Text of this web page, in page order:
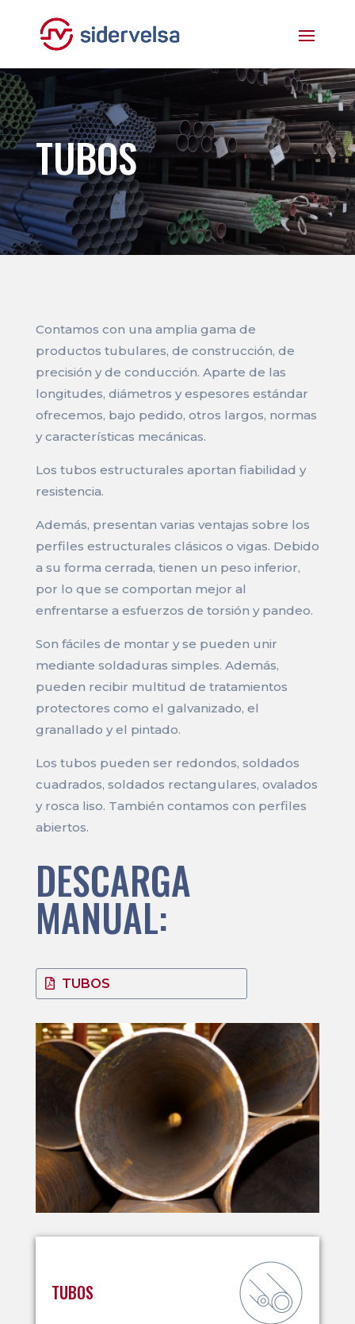
TUBOS
Contamos con una amplia gama de
productos tubulares, de construcción, de
precisión y de conducción. Aparte de las
longitudes, diámetros y espesores estándar
ofrecemos, bajo pedido, otros largos, normas
y características mecánicas.
Los tubos estructurales aportan fiabilidad y
resistencia.
Además, presentan varias ventajas sobre los
perfiles estructurales clásicos o vigas. Debido
a su forma cerrada, tienen un peso inferior,
por lo que se comportan mejor al
enfrentarse a esfuerzos de torsión y pandeo.
Son fáciles de montar y se pueden unir
mediante soldaduras simples. Además,
pueden recibir multitud de tratamientos
protectores como el galvanizado, el
granallado y el pintado.
Los tubos pueden ser redondos, soldados
cuadrados, soldados rectangulares, ovalados
y rosca liso. También contamos con perfiles
abiertos.
DESCARGA
MANUAL:
TUBOS
TUBOS